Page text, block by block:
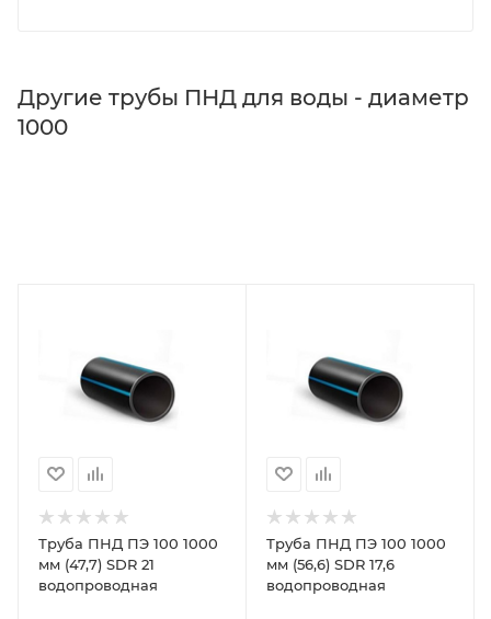
Другие трубы ПНД для воды - диаметр
1000
Труба ПНД ПЭ 100 1000
мм (47,7) SDR 21
водопроводная
Труба ПНД ПЭ 100 1000
мм (56,6) SDR 17,6
водопроводная